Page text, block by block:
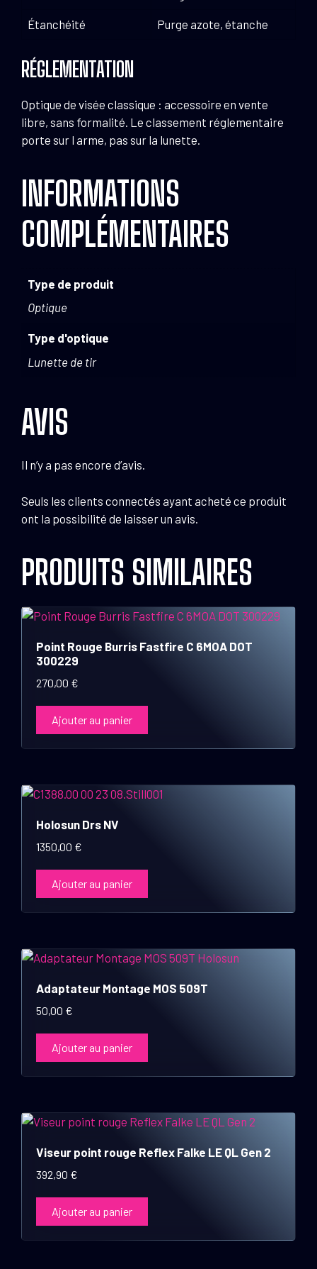
Étanchéité Purge azote, étanche
RÉGLEMENTATION
Optique de visée classique : accessoire en vente
libre, sans formalité. Le classement réglementaire
porte sur l arme, pas sur la lunette.
INFORMATIONS
COMPLÉMENTAIRES
Type de produit
Optique
Type d'optique
Lunette de tir
AVIS
Il n’y a pas encore d’avis.
Seuls les clients connectés ayant acheté ce produit
ont la possibilité de laisser un avis.
PRODUITS SIMILAIRES
Point Rouge Burris Fastfire C 6MOA DOT
300229
270,00 €
Ajouter au panier
Holosun Drs NV
1350,00 €
Ajouter au panier
Adaptateur Montage MOS 509T
50,00 €
Ajouter au panier
Viseur point rouge Reflex Falke LE QL Gen 2
392,90 €
Ajouter au panier